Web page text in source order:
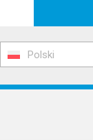
Polski